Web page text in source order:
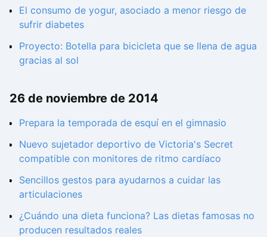
El consumo de yogur, asociado a menor riesgo de
sufrir diabetes
Proyecto: Botella para bicicleta que se llena de agua
gracias al sol
26 de noviembre de 2014
Prepara la temporada de esquí en el gimnasio
Nuevo sujetador deportivo de Victoria's Secret
compatible con monitores de ritmo cardíaco
Sencillos gestos para ayudarnos a cuidar las
articulaciones
¿Cuándo una dieta funciona? Las dietas famosas no
producen resultados reales